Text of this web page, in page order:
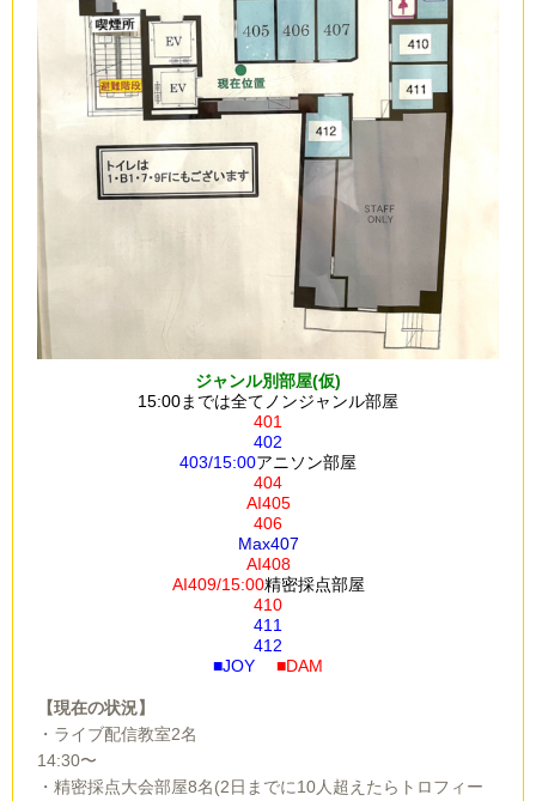
ジャンル別部屋(仮)
15:00までは全てノンジャンル部屋
401
402
403/15:00アニソン部屋
404
AI405
406
Max407
AI408
AI409/15:00精密採点部屋
410
411
412
■JOY ■DAM
【現在の状況】
・ライブ配信教室2名
14:30〜
・精密採点大会部屋8名(2日までに10人超えたらトロフィー